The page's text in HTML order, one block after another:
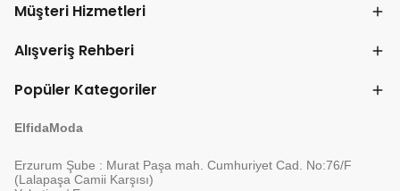
Müşteri Hizmetleri
Alışveriş Rehberi
Popüler Kategoriler
ElfidaModa
Erzurum Şube : Murat Paşa mah. Cumhuriyet Cad. No:76/F
(Lalapaşa Camii Karşısı)